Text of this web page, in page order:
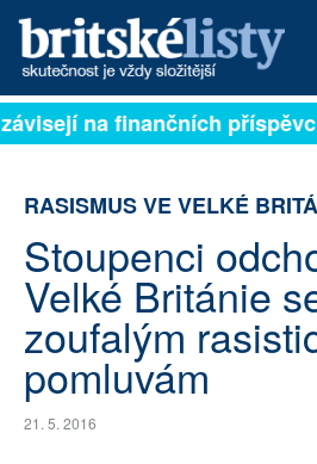
PŘIHLÁSIT
ROZHOVORY
TÉMATA
NEJČTENĚJŠÍ ZA 7 DNÍ
na finančních
RASISMUS VE VELKÉ
Stoupenci
Velké Británie
zoufalým
pomluvám
21. 5. 2016